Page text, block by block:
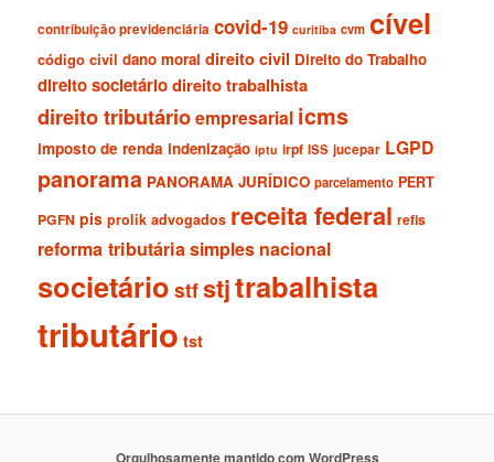
contribuição previdenciária covid-19 curitiba cvm cível
código civil dano moral direito civil Direito do Trabalho
direito societáriodireito trabalhista
direito tributárioempresarial icms
imposto de renda indenização iptu irpf ISS jucepar LGPD
panorama PANORAMA JURÍDICO parcelamento PERT
PGFN pis prolik advogados receita federal refis
reforma tributáriasimples nacional
societário stfstjtrabalhista
tributário tst
Orgulhosamente mantido com WordPress